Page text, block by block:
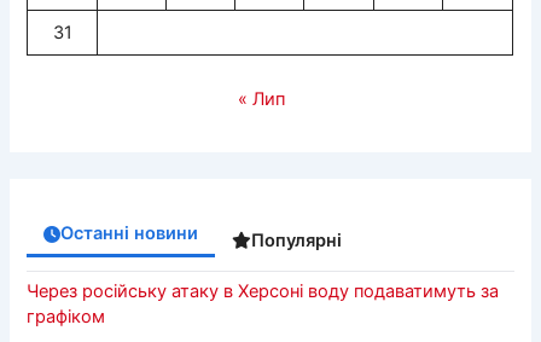
31
« Лип
Останні новини Популярні
Через російську атаку в Херсоні воду подаватимуть за
графіком